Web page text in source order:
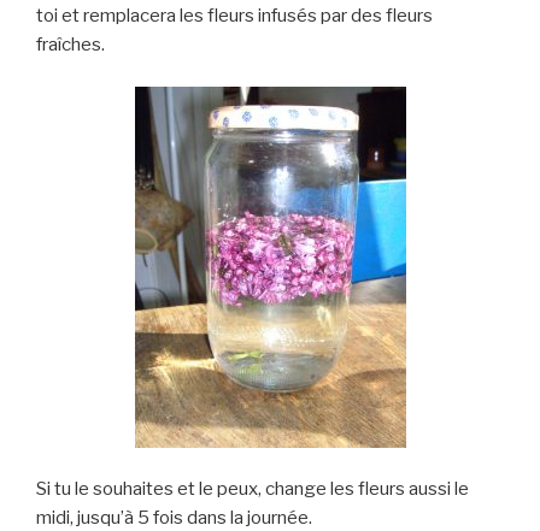
toi et remplacera les fleurs infusés par des fleurs
fraîches.
Si tu le souhaites et le peux, change les fleurs aussi le
midi, jusqu’à 5 fois dans la journée.